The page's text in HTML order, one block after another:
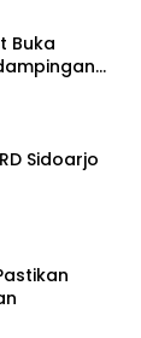
Buka
Sidoarjo